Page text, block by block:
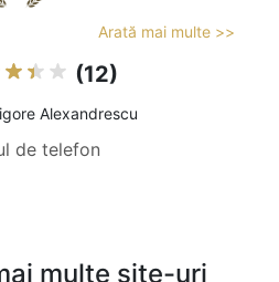
Arată mai multe >>
(12)
Alexandrescu
de telefon
multe site-uri